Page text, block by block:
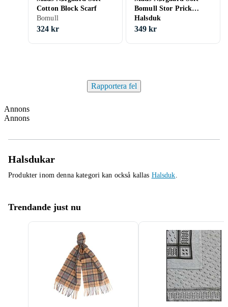
Cotton Block Scarf
Bomull
324 kr
Bomull Stor Prick
Halsduk
349 kr
Rapportera fel
Annons
Annons
Halsdukar
Produkter inom denna kategori kan också kallas Halsduk.
Trendande just nu